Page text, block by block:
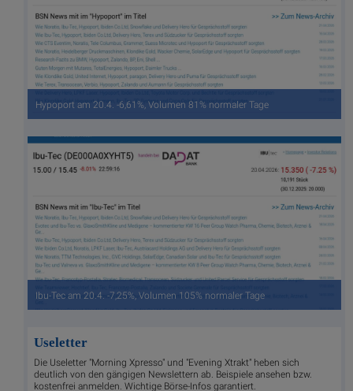
Hypoport am 20.4. -6,61%, Volumen 81% normaler Tage
Ibu-Tec am 20.4. -7,25%, Volumen 105% normaler Tage
Useletter
Die Useletter "Morning Xpresso" und "Evening Xtrakt" heben sich
deutlich von den gängigen Newslettern ab. Beispiele ansehen bzw.
kostenfrei anmelden. Wichtige Börse-Infos garantiert.